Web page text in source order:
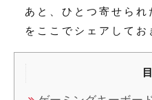
あと、ひとつ寄せら
をここでシェアしてお